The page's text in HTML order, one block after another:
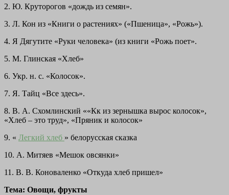
2. Ю. Круторогов «дождь из семян».
3. Л. Кон из «Книги о растениях» («Пшеница», «Рожь»).
4. Я Дягутите «Руки человека» (из книги «Рожь поет».
5. М. Глинская «Хлеб»
6. Укр. н. с. «Колосок».
7. Я. Тайц «Все здесь».
8. В. А. Схомлинский ««Кк из зернышка вырос колосок»,
«Хлеб – это труд», «Пряник и колосок»
9. « Легкий хлеб » белорусская сказка
10. А. Митяев «Мешок овсянки»
11. В. В. Коноваленко «Откуда хлеб пришел»
Тема: Овощи, фрукты